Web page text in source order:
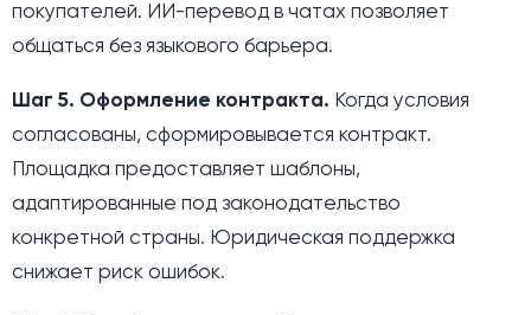
покупателей. ИИ-перевод в чатах позволяет
общаться без языкового барьера.
Шаг 5. Оформление контракта. Когда условия
согласованы, сформировывается контракт.
Площадка предоставляет шаблоны,
адаптированные под законодательство
конкретной страны. Юридическая поддержка
снижает риск ошибок.